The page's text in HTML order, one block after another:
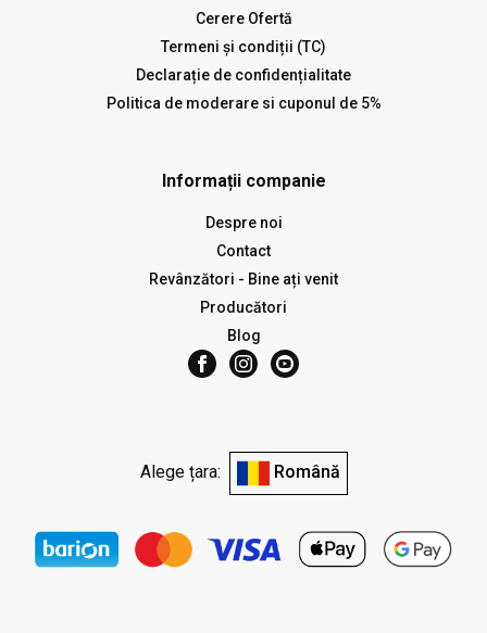
Cerere Ofertă
Termeni și condiții (TC)
Declarație de confidențialitate
Politica de moderare si cuponul de 5%
Informații companie
Despre noi
Contact
Revânzători - Bine ați venit
Producători
Blog
Alege țara: Română